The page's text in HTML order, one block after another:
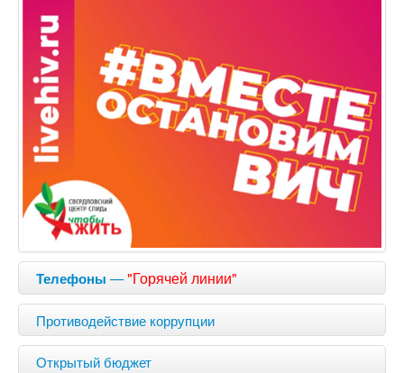
Телефоны —"Горячей линии"
Противодействие коррупции
Открытый бюджет